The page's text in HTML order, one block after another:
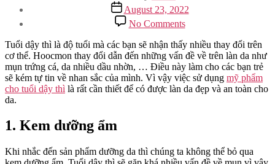
Post
date
August 23, 2022
No Commentson
Mỹ
phẩm
cho
tuổi
dậy
thì
Tuổi dậy thì là độ tuổi mà các bạn sẽ nhận thấy nhiều thay đổi trên
cơ thể. Hoocmon thay đổi dẫn đến những vấn đề về trên làn da như
mụn trứng cá, da nhiều dầu nhờn, … Điều này làm cho các bạn trẻ
sẽ kém tự tin về nhan sắc của mình. Vì vậy việc sử dụng mỹ phẩm
cho tuổi dậy thì là rất cần thiết để có được làn da đẹp và an toàn cho
da.
1. Kem dưỡng ẩm
Khi nhắc đến sản phẩm dưỡng da thì chúng ta không thể bỏ qua